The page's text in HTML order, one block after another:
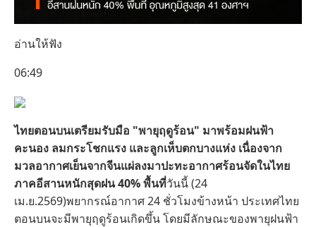
อ่านให้ฟัง
06:49
ไทยตอนบนเตรียมรับมือ "พายุฤดูร้อน" มาพร้อมฝนฟ้า
คะนอง ลมกระโชกแรง และลูกเห็บตกบางแห่ง เนื่องจาก
มวลอากาศเย็นจากจีนแผ่ลงมาปะทะอากาศร้อนจัดในไทย
ภาคอีสานหนักสุดฝน 40% พื้นที่วันนี้ (24
เม.ย.2569)พยากรณ์อากาศ 24 ชั่วโมงข้างหน้า ประเทศไทย
ตอนบนจะมีพายุฤดูร้อนเกิดขึ้น โดยมีลักษณะของพายุฝนฟ้า